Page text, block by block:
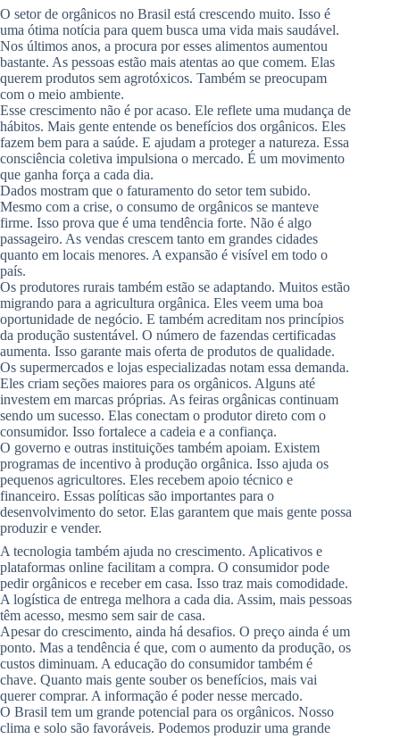
O setor de orgânicos no Brasil está crescendo muito. Isso é
uma ótima notícia para quem busca uma vida mais saudável.
Nos últimos anos, a procura por esses alimentos aumentou
bastante. As pessoas estão mais atentas ao que comem. Elas
querem produtos sem agrotóxicos. Também se preocupam
com o meio ambiente.
Esse crescimento não é por acaso. Ele reflete uma mudança de
hábitos. Mais gente entende os benefícios dos orgânicos. Eles
fazem bem para a saúde. E ajudam a proteger a natureza. Essa
consciência coletiva impulsiona o mercado. É um movimento
que ganha força a cada dia.
Dados mostram que o faturamento do setor tem subido.
Mesmo com a crise, o consumo de orgânicos se manteve
firme. Isso prova que é uma tendência forte. Não é algo
passageiro. As vendas crescem tanto em grandes cidades
quanto em locais menores. A expansão é visível em todo o
país.
Os produtores rurais também estão se adaptando. Muitos estão
migrando para a agricultura orgânica. Eles veem uma boa
oportunidade de negócio. E também acreditam nos princípios
da produção sustentável. O número de fazendas certificadas
aumenta. Isso garante mais oferta de produtos de qualidade.
Os supermercados e lojas especializadas notam essa demanda.
Eles criam seções maiores para os orgânicos. Alguns até
investem em marcas próprias. As feiras orgânicas continuam
sendo um sucesso. Elas conectam o produtor direto com o
consumidor. Isso fortalece a cadeia e a confiança.
O governo e outras instituições também apoiam. Existem
programas de incentivo à produção orgânica. Isso ajuda os
pequenos agricultores. Eles recebem apoio técnico e
financeiro. Essas políticas são importantes para o
desenvolvimento do setor. Elas garantem que mais gente possa
produzir e vender.
A tecnologia também ajuda no crescimento. Aplicativos e
plataformas online facilitam a compra. O consumidor pode
pedir orgânicos e receber em casa. Isso traz mais comodidade.
A logística de entrega melhora a cada dia. Assim, mais pessoas
têm acesso, mesmo sem sair de casa.
Apesar do crescimento, ainda há desafios. O preço ainda é um
ponto. Mas a tendência é que, com o aumento da produção, os
custos diminuam. A educação do consumidor também é
chave. Quanto mais gente souber os benefícios, mais vai
querer comprar. A informação é poder nesse mercado.
O Brasil tem um grande potencial para os orgânicos. Nosso
clima e solo são favoráveis. Podemos produzir uma grande